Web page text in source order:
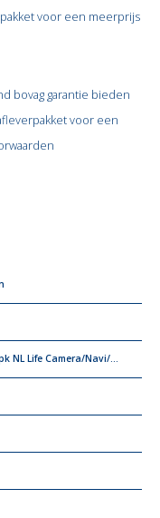
voor een meerprijs
bovag garantie bieden
voor een
1.0 TSI 110pk NL Life Camera/Navi/ACC/Carplay/